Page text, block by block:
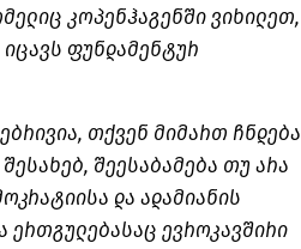
კოპენჰაგენში ვიხილეთ,
ფუნდამენტურ
თქვენ მიმართ ჩნდება
შეესაბამება თუ არა
და ადამიანის
ევროკავშირი